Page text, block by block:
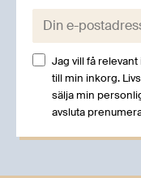
E-post:
Jag vill få
till min inkorg.
sälja min
avsluta